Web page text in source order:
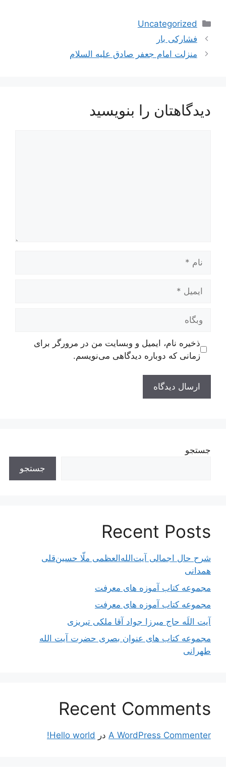
دسته‌ها
Uncategorized
ناوبری
نوشته‌ها
فشارکی بار
منزلت امام جعفر صادق عليه السلام
دیدگاهتان را بنویسید
وبگاه
ذخیره نام، ایمیل و وبسایت من در مرورگر برای
زمانی که دوباره دیدگاهی می‌نویسم.
جستجو
جستجو
Recent Posts
شرح حال اجمالی آیت‌الله‌العظمی ملّا حسین‌قلی
همدانی
مجموعه کتاب آموزه های معرفت
مجموعه کتاب آموزه های معرفت
آیت اللَه حاج میرزا جواد آقا ملکی تبریزی
مجموعه کتاب های عنوان بصری حضرت آیت الله
طهرانی
Recent Comments
A WordPress Commenter در Hello world!